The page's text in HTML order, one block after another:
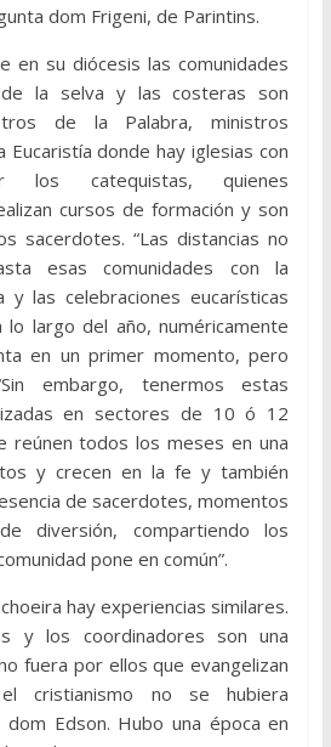
dom Frigeni, de Parintins.
en su diócesis las comunidades
la selva y las costeras son
de la Palabra, ministros
donde hay iglesias con
catequistas, quienes
cursos de formación y son
sacerdotes. “Las distancias no
esas comunidades con la
y las celebraciones eucarísticas
lo largo del año, numéricamente
en un primer momento, pero
embargo, tenermos estas
en sectores de 10 ó 12
reúnen todos los meses en una
y crecen en la fe y también
de sacerdotes, momentos
diversión, compartiendo los
pone en común”.
hay experiencias similares.
y los coordinadores son una
fuera por ellos que evangelizan
cristianismo no se hubiera
dom Edson. Hubo una época en